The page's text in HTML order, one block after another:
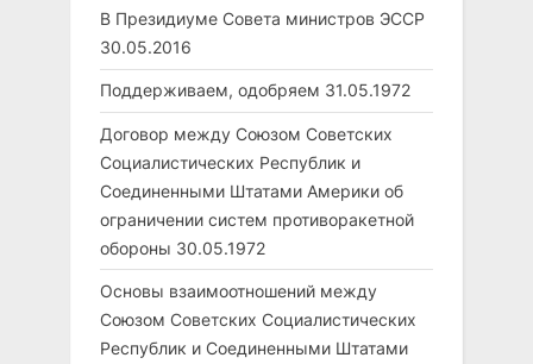
В Президиуме Совета министров ЭССР
30.05.2016
Поддерживаем, одобряем 31.05.1972
Договор между Союзом Советских
Социалистических Республик и
Соединенными Штатами Америки об
ограничении систем противоракетной
обороны 30.05.1972
Основы взаимоотношений между
Союзом Советских Социалистических
Республик и Соединенными Штатами